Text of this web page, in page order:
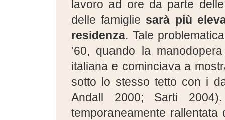
lavoro ad ore da parte
delle famiglie sarà più
residenza. Tale
’60, quando la
italiana e cominciava a
sotto lo stesso tetto con i
Andall 2000; Sarti
temporaneamente